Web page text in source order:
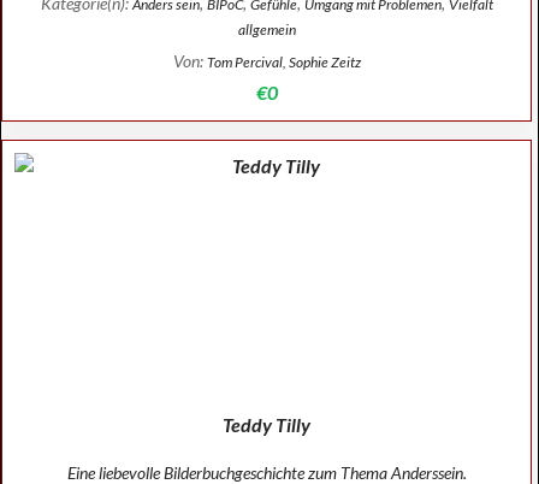
Anders sein BIPoC Gefühle Umgang mit Problemen Vielfalt
allgemein
Von: Tom Percival, Sophie Zeitz
€0
Teddy Tilly
Eine liebevolle Bilderbuchgeschichte zum Thema Anderssein.